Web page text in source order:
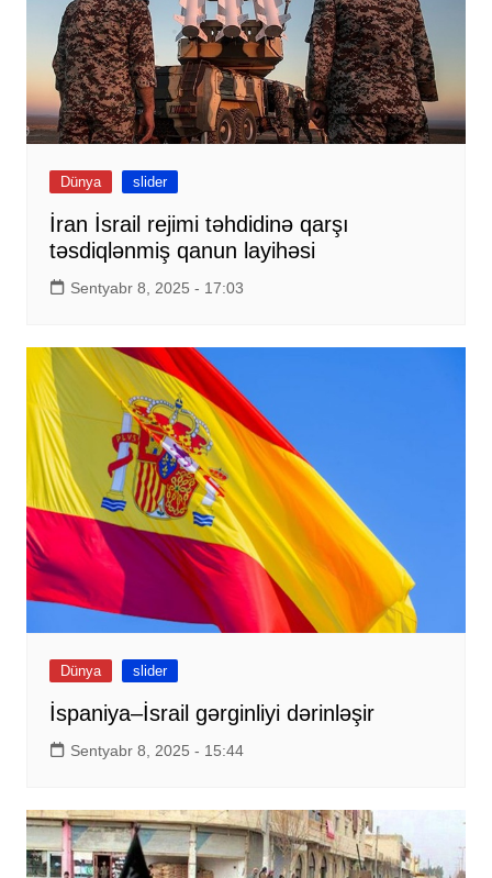
Dünya slider
İran İsrail rejimi təhdidinə qarşı
təsdiqlənmiş qanun layihəsi
Sentyabr 8, 2025 - 17:03
Dünya slider
İspaniya–İsrail gərginliyi dərinləşir
Sentyabr 8, 2025 - 15:44